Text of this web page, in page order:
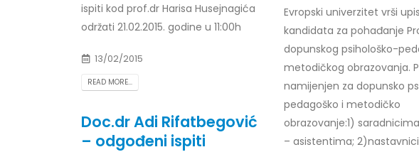
Evropski univerzitet vrši upis
kandidata za pohađanje
dopunskog psihološko-
metodičkog obrazovanja.
namijenjen za dopunsko
pedagoško i metodičko
obrazovanje:1)
– asistentima;
ispiti kod prof.dr Harisa Husejnagića
održati 21.02.2015. godine u 11:00h
13/02/2015
READ MORE...
Doc.dr Adi Rifatbegović
– odgođeni ispiti